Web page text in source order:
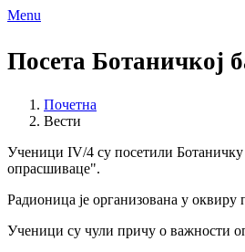
Menu
Посета Ботаничкој
Почетна
Вести
Ученици IV/4 су посетили Ботаничку
опрасшиваце".
Радионица је организована у оквиру
Ученици су чули причу о важности